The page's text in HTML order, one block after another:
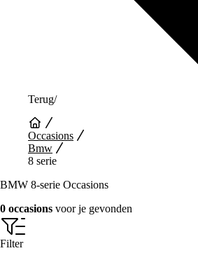
Terug/
Occasions
Bmw
8 serie
BMW 8-serie Occasions
0 occasions voor je gevonden
Filter